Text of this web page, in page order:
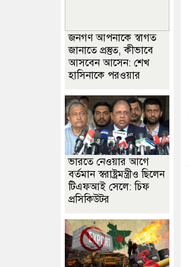
জনগণ আপনাকে স্বাগত
জানাতে প্রস্তুত, কীভাবে
আসবেন আসেন: শেখ
হাসিনাকে পরওয়ার
ভারতে নেওয়ার আগে
বর্তমান স্বরাষ্ট্রমন্ত্রীও ছিলেন
টিএফআই সেলে: চিফ
প্রসিকিউটর